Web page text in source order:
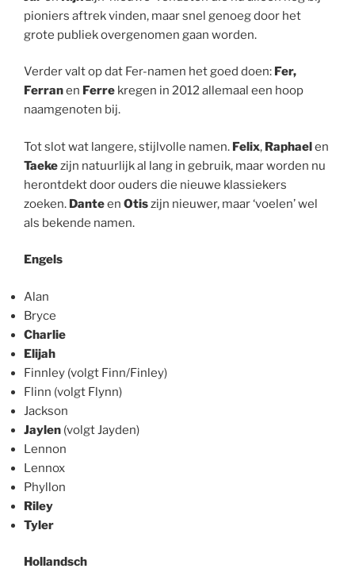
pioniers aftrek vinden, maar snel genoeg door het
grote publiek overgenomen gaan worden.
Verder valt op dat Fer-namen het goed doen: Fer,
Ferranen Ferre kregen in 2012 allemaal een hoop
naamgenoten bij.
Tot slot wat langere, stijlvolle namen. Felix, Raphaelen
Taekezijn natuurlijk al lang in gebruik, maar worden nu
herontdekt door ouders die nieuwe klassiekers
zoeken. Danteen Otiszijn nieuwer, maar ‘voelen’ wel
als bekende namen.
Engels
Alan
Bryce
Charlie
Elijah
Finnley (volgt Finn/Finley)
Flinn (volgt Flynn)
Jackson
Jaylen (volgt Jayden)
Lennon
Lennox
Phyllon
Riley
Tyler
Hollandsch